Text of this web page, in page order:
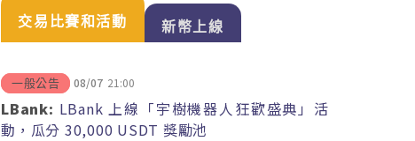
交易比賽和活動 新幣上線
一般公告 08/07 21:00
LBank: LBank 上線「宇樹機器人狂歡盛典」活
動，瓜分 30,000 USDT 獎勵池